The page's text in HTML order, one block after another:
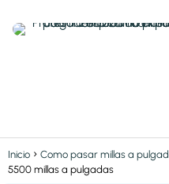
Inicio Como pasar millas a
5500 millas a pulgadas